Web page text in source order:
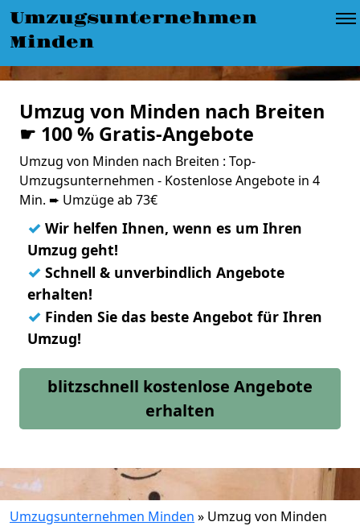
Umzugsunternehmen
Minden
Umzug von Minden nach Breiten
☛ 100 % Gratis-Angebote
Umzug von Minden nach Breiten : Top-
Umzugsunternehmen - Kostenlose Angebote in 4
Min. ➨ Umzüge ab 73€
✓ Wir helfen Ihnen, wenn es um Ihren
Umzug geht!
✓ Schnell & unverbindlich Angebote
erhalten!
✓ Finden Sie das beste Angebot für Ihren
Umzug!
blitzschnell kostenlose Angebote
erhalten
Umzugsunternehmen Minden » Umzug von Minden